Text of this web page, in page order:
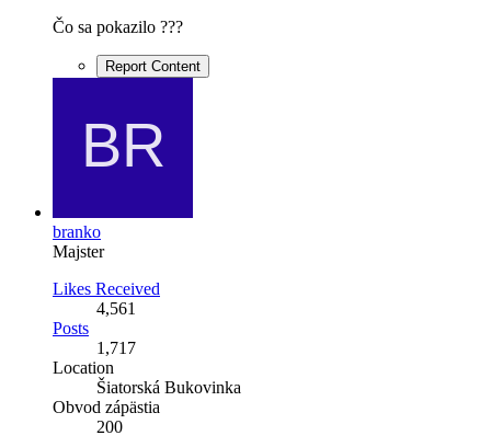
Čo sa pokazilo ???
Report Content
branko
Majster
Likes Received
4,561
Posts
1,717
Location
Šiatorská Bukovinka
Obvod zápästia
200